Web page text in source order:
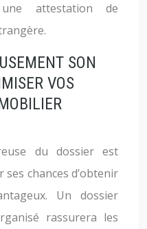
une attestation de
SON
VOS
du dossier est
chances d’obtenir
Un dossier
rassurera les